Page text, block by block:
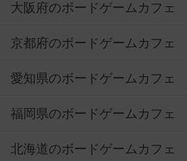
大阪府のボードゲームカフェ
京都府のボードゲームカフェ
愛知県のボードゲームカフェ
福岡県のボードゲームカフェ
北海道のボードゲームカフェ